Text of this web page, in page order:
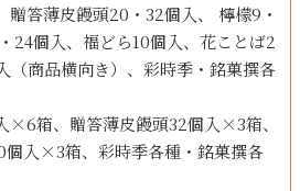
答薄皮饅頭20・32個入、 檸檬9・
24個入、福どら10個入、花ことば2
（商品横向き）、彩時季・銘菓撰各
×6箱、贈答薄皮饅頭32個入×3箱、
個入×3箱、彩時季各種・銘菓撰各